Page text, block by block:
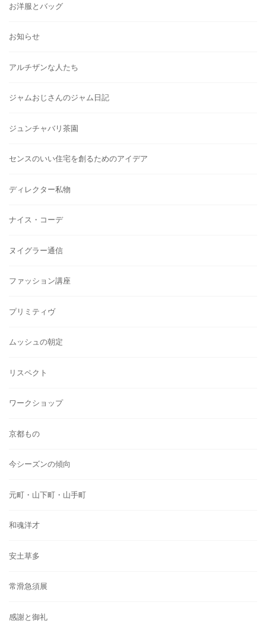
お洋服とバッグ
お知らせ
アルチザンな人たち
ジャムおじさんのジャム日記
ジュンチャバリ茶園
センスのいい住宅を創るためのアイデア
ディレクター私物
ナイス・コーデ
ヌイグラー通信
ファッション講座
プリミティヴ
ムッシュの朝定
リスペクト
ワークショップ
京都もの
今シーズンの傾向
元町・山下町・山手町
和魂洋才
安土草多
常滑急須展
感謝と御礼